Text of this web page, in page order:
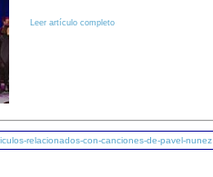
Leer artículo completo
relacionados-con-canciones-de-pavel-nunez